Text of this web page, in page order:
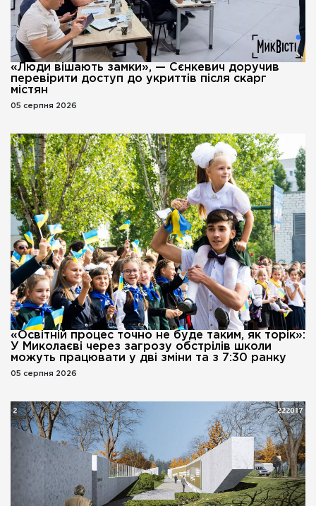
«Люди вішають замки», — Сєнкевич доручив
перевірити доступ до укриттів після скарг
містян
05 серпня 2026
«Освітній процес точно не буде таким, як торік»:
У Миколаєві через загрозу обстрілів школи
можуть працювати у дві зміни та з 7:30 ранку
05 серпня 2026